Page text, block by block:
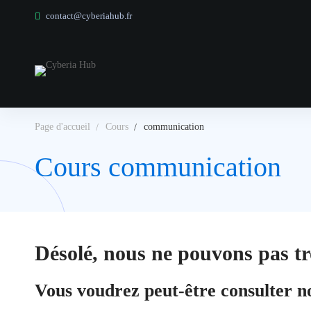
contact@cyberiahub.fr
Page d'accueil Cours communication
Cours communication
Désolé, nous ne pouvons pas
Vous voudrez peut-être consulter